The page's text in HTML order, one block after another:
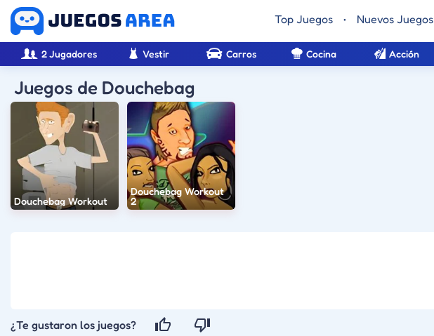
Top Juegos • Nuevos Juegos
2 Jugadores Vestir Carros Cocina Acción
Juegos de Douchebag
Douchebag Workout
Douchebag Workout
2
¿Te gustaron los juegos?